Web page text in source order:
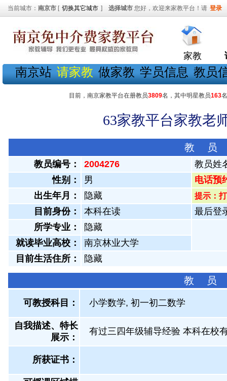
当前城市： 南京市 [ 切换其它城市 ] 选择城市 您好，欢迎来家教平台！请 登录
家教
南京站 请家教 做家教 学员信息 教员
目前，南京家教平台在册教员3809名，其中明星教员163
63家教平台家教老
教 员
教员编号： 2004276
教员姓
性别：
男
电话预
出生年月：
隐藏 提示：
目前身份： 本科在读
最后登
所学专业：
隐藏
就读毕业高校：
南京林业大学
目前生活住所：
隐藏
教 员
可教授科目： 小学数学, 初一初二数学
自我描述、特长
展示 ：
有过三四年级辅导经验 本科在校
所获证书 ：